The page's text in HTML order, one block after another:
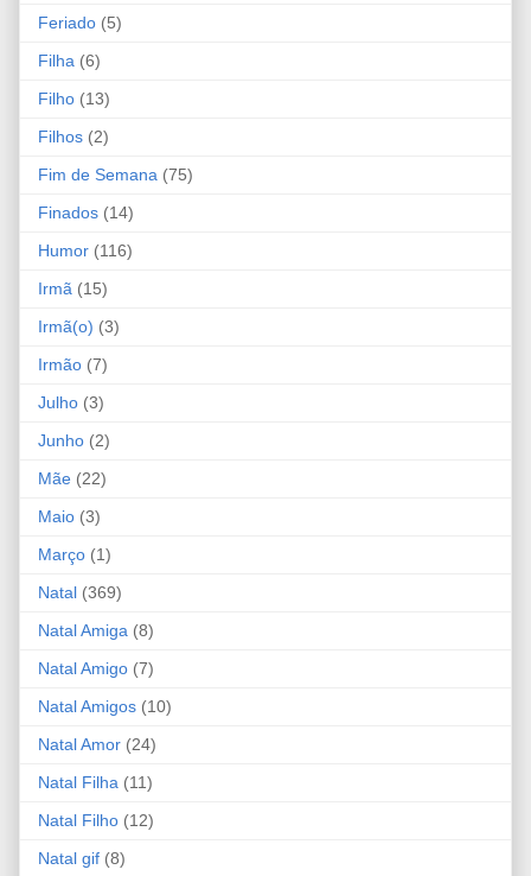
Feriado (5)
Filha (6)
Filho (13)
Filhos (2)
Fim de Semana (75)
Finados (14)
Humor (116)
Irmã (15)
Irmã(o) (3)
Irmão (7)
Julho (3)
Junho (2)
Mãe (22)
Maio (3)
Março (1)
Natal (369)
Natal Amiga (8)
Natal Amigo (7)
Natal Amigos (10)
Natal Amor (24)
Natal Filha (11)
Natal Filho (12)
Natal gif (8)